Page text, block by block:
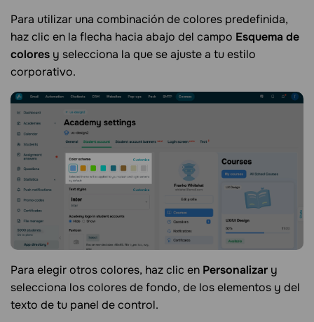
Para utilizar una combinación de colores predefinida,
haz clic en la flecha hacia abajo del campo Esquema de
colores y selecciona la que se ajuste a tu estilo
corporativo.
Para elegir otros colores, haz clic en Personalizar y
selecciona los colores de fondo, de los elementos y del
texto de tu panel de control.